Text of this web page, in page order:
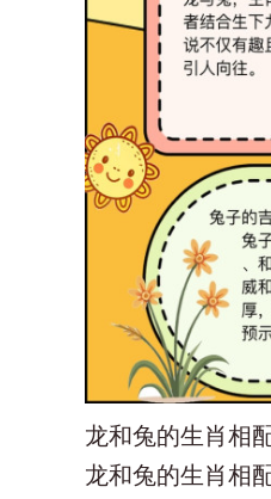
龙和兔的生肖相
龙和兔的生肖相